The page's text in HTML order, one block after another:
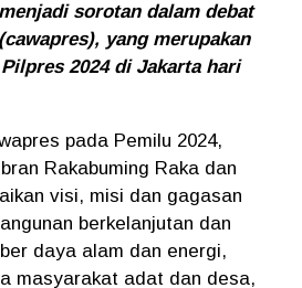
sorotan dalam debat
yang merupakan
2024 di Jakarta hari
pada Pemilu 2024,
Rakabuming Raka dan
visi, misi dan gagasan
berkelanjutan dan
daya alam dan energi,
masyarakat adat dan desa,